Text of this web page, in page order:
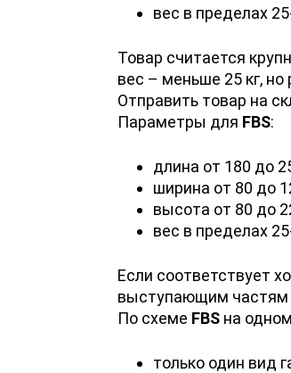
вес в пределах
Товар считается
вес – меньше 25 кг,
Отправить товар на
Параметры для FBS:
длина от 180 до
ширина от 80 до
высота от 80 до
вес в пределах
Если соответствует
выступающим частям
По схеме FBS на
только один вид